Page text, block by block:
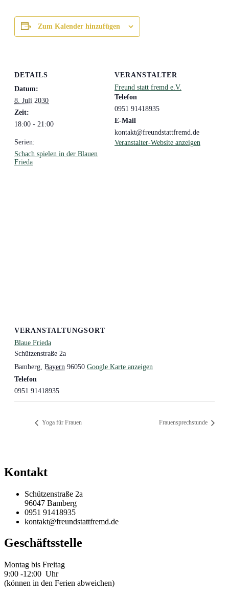
Zum Kalender hinzufügen
DETAILS
Datum:
8. Juli 2030
Zeit:
18:00 - 21:00
Serien:
Schach spielen in der Blauen
Frieda
VERANSTALTER
Freund statt fremd e.V.
Telefon
0951 91418935
E-Mail
kontakt@freundstattfremd.de
Veranstalter-Website anzeigen
VERANSTALTUNGSORT
Blaue Frieda
Schützenstraße 2a
Bamberg Bayern 96050 Google Karte anzeigen
Telefon
0951 91418935
Yoga für Frauen Frauensprechstunde
Kontakt
Schützenstraße 2a
96047 Bamberg
0951 91418935
kontakt@freundstattfremd.de
Geschäftsstelle
Montag bis Freitag
9:00 -12:00 Uhr
(können in den Ferien abweichen)